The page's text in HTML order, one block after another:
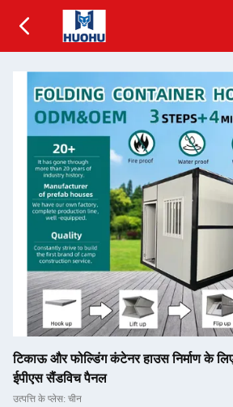
टिकाऊ और फोल्डिंग कंटेनर हाउस निर्माण के
ईपीएस सैंडविच पैनल
उत्पत्ति के प्लेस: चीन